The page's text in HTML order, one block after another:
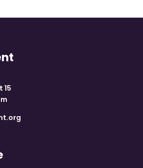
15